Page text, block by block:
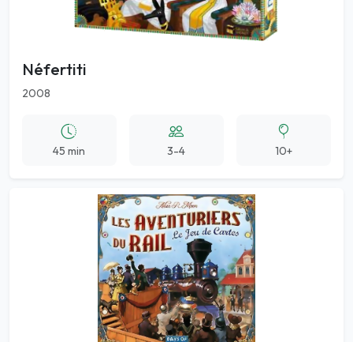
Néfertiti
2008
45 min 3-4 10+